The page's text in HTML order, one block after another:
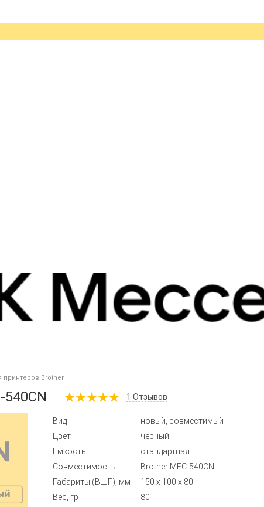
принтеров Brother
1 Отзывов
Вид
новый, совместимый
Цвет
черный
Емкость
стандартная
Совместимость
Brother MFC-540CN
Габариты (ВШГ), мм
150 x 100 x 80
Вес, гр
80